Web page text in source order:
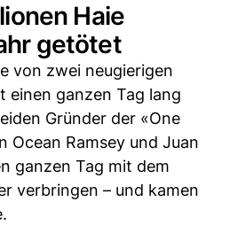
Haie
getötet
von zwei neugierigen
einen ganzen Tag lang
Gründer der «One
Ocean Ramsey und Juan
ganzen Tag mit dem
verbringen – und kamen